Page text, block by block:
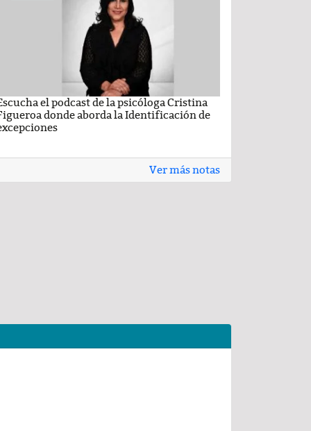
el podcast de la psicóloga Cristina
donde aborda la Identificación de
Ver más notas